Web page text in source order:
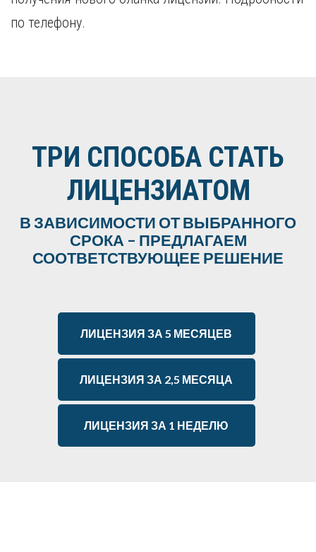
по телефону.
ТРИ СПОСОБА СТАТЬ
ЛИЦЕНЗИАТОМ
В ЗАВИСИМОСТИ ОТ ВЫБРАННОГО
СРОКА – ПРЕДЛАГАЕМ
СООТВЕТСТВУЮЩЕЕ РЕШЕНИЕ
ЛИЦЕНЗИЯ ЗА 5 МЕСЯЦЕВ
ЛИЦЕНЗИЯ ЗА 2,5 МЕСЯЦА
ЛИЦЕНЗИЯ ЗА 1 НЕДЕЛЮ